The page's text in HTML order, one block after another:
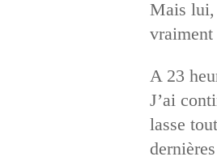
Mais lui,
vraiment
A 23
J’ai
lasse